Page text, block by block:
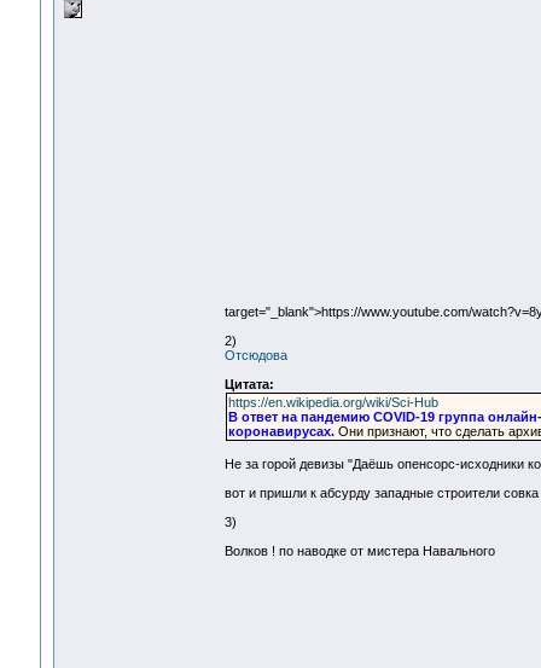
target="_blank">https://www.youtube.com/
2)
Отсюдова
Цитата:
https://en.wikipedia.org/wiki/Sci-Hub
В ответ на пандемию COVID-19 группа
коронавирусах.Они признают, что сделать
Не за горой девизы "Даёшь опенсорс-исходники
вот и пришли к абсурду западные строители
3)
Волков ! по наводке от мистера Навального